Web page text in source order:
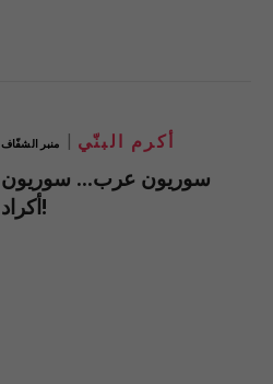
منبر الشفّاف أكرم البنّي
سوريون عرب… سوريون
أكراد!